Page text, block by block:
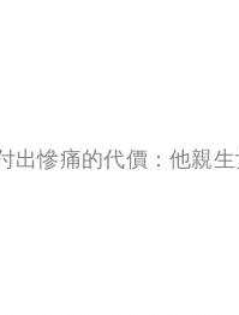
慘痛的代價：他親生